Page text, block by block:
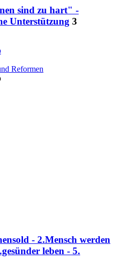
sind zu hart" -
Unterstützung 3
Reformen
- 2.Mensch werden
leben - 5.